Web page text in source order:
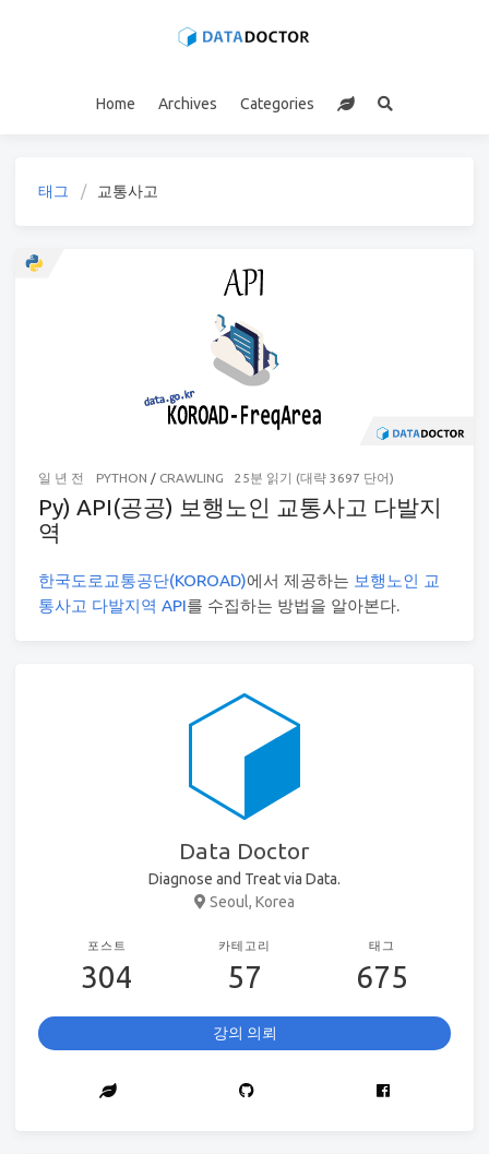
Home Archives Categories
태그 교통사고
일 년 전 PYTHON / CRAWLING 25분 읽기 (대략 3697 단어)
Py) API(공공) 보행노인 교통사고 다발지
역
한국도로교통공단(KOROAD)에서 제공하는 보행노인 교
통사고 다발지역 API를 수집하는 방법을 알아본다.
Data Doctor
Diagnose and Treat via Data.
Seoul, Korea
포스트
304
카테고리
57
태그
675
강의 의뢰